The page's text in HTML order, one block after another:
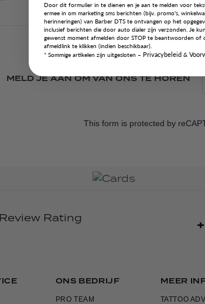
MELD JE AAN OM VAN ONS TE HOREN
This form is protected by
ONS BEDRIJF
PRO TEAM
MEER
TATTOO
Door dit formulier in te dienen en je aan te melden voor
ermee in om marketing sms berichten (bijv. promo's,
herinneringen) van Barber DTS te ontvangen op het
inclusief berichten die door auto dialer zijn verzonden. Je
gewenst moment afmelden door STOP te beantwoorden of
afmeldlink te klikken (indien beschikbaar).
* Sommige artikelen zijn uitgesloten – Privacybeleid &